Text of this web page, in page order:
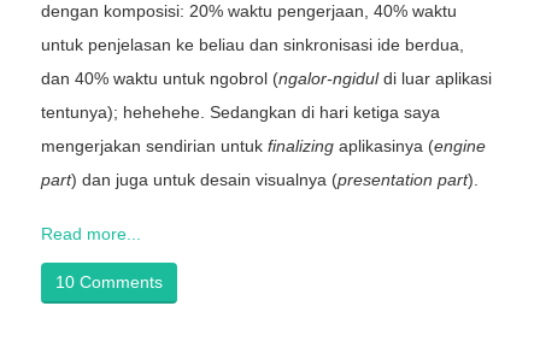
dengan komposisi: 20% waktu pengerjaan, 40% waktu
untuk penjelasan ke beliau dan sinkronisasi ide berdua,
dan 40% waktu untuk ngobrol (ngalor-ngiduldi luar aplikasi
tentunya); hehehehe. Sedangkan di hari ketiga saya
mengerjakan sendirian untuk finalizing aplikasinya (engine
part) dan juga untuk desain visualnya (presentation part).
Read more...
10 Comments